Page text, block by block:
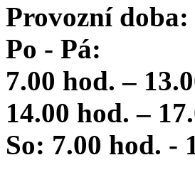
Provozní doba:
Po - Pá:
7.00 hod. –
14.00 hod. –
So: 7.00 hod. -